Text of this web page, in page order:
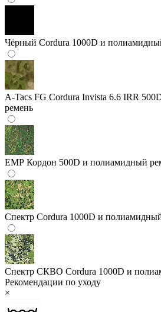
Чёрный Cordura 1000D и
A-Tacs FG Cordura Invista 6.6 IRR
ремень
ЕМР Кордон 500D и полиамидный
Спектр Cordura 1000D и
Спектр СКВО Cordura 1000D и
Рекомендации по уходу
×